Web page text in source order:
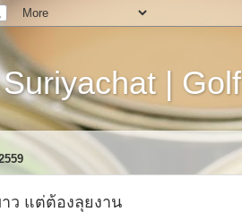
| Golf
ว แต่ต้องลุยงาน